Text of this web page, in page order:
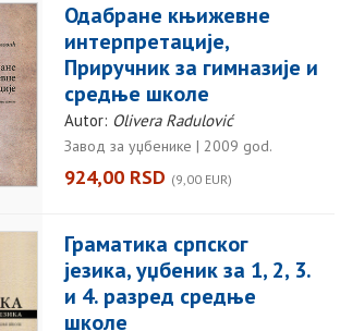
Одабране књижевне
интерпретације,
Приручник за гимназије и
средње школе
Autor: Olivera Radulović
Завод за уџбенике | 2009 god.
924,00 RSD (9,00 EUR)
Граматика српског
језика, уџбеник за 1, 2, 3.
и 4. разред средње
школе